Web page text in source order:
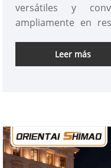
versátiles y
ampliamente en
móviles a la
comodidad del
Leer más